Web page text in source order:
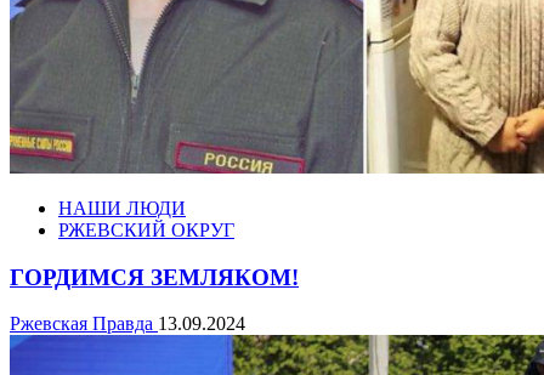
НАШИ ЛЮДИ
РЖЕВСКИЙ ОКРУГ
ГОРДИМСЯ ЗЕМЛЯКОМ!
Ржевская Правда 13.09.2024